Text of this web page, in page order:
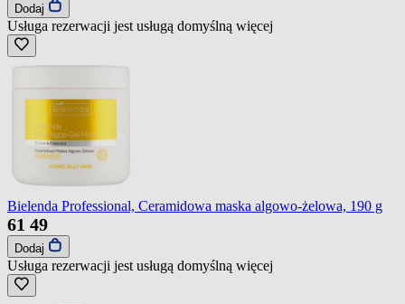
Dodaj
Usługa rezerwacji jest usługą domyślną więcej
Bielenda Professional, Ceramidowa maska algowo-żelowa, 190 g
61 49
Dodaj
Usługa rezerwacji jest usługą domyślną więcej